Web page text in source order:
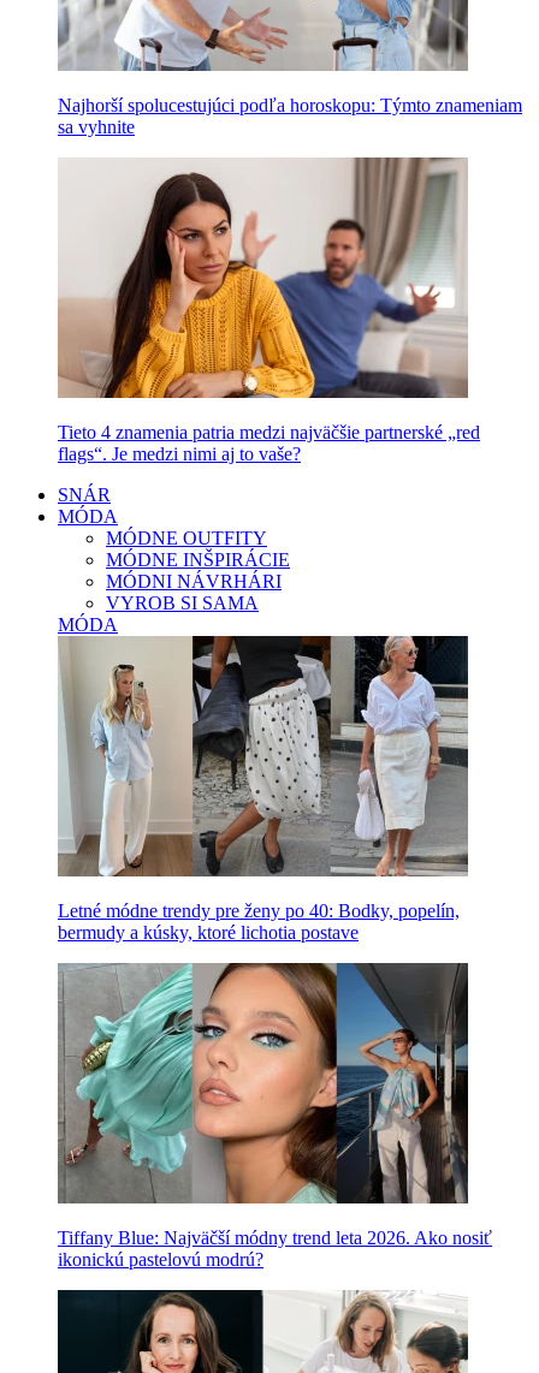
Najhorší spolucestujúci podľa horoskopu: Týmto znameniam
sa vyhnite
Tieto 4 znamenia patria medzi najväčšie partnerské „red
flags“. Je medzi nimi aj to vaše?
SNÁR
MÓDA
MÓDNE OUTFITY
MÓDNE INŠPIRÁCIE
MÓDNI NÁVRHÁRI
VYROB SI SAMA
MÓDA
Letné módne trendy pre ženy po 40: Bodky, popelín,
bermudy a kúsky, ktoré lichotia postave
Tiffany Blue: Najväčší módny trend leta 2026. Ako nosiť
ikonickú pastelovú modrú?